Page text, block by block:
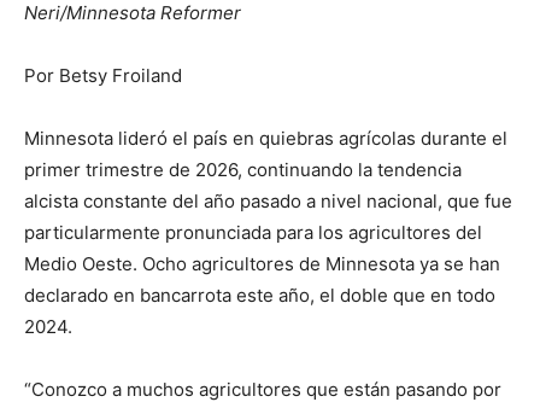
Neri/Minnesota Reformer
Por Betsy Froiland
Minnesota lideró el país en quiebras agrícolas durante el
primer trimestre de 2026, continuando la tendencia
alcista constante del año pasado a nivel nacional, que fue
particularmente pronunciada para los agricultores del
Medio Oeste. Ocho agricultores de Minnesota ya se han
declarado en bancarrota este año, el doble que en todo
2024.
“Conozco a muchos agricultores que están pasando por